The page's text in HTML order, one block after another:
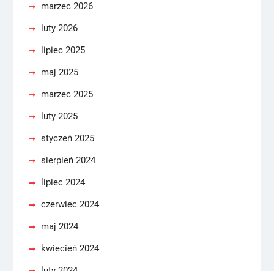
marzec 2026
luty 2026
lipiec 2025
maj 2025
marzec 2025
luty 2025
styczeń 2025
sierpień 2024
lipiec 2024
czerwiec 2024
maj 2024
kwiecień 2024